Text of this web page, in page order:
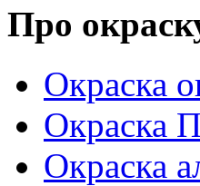
Про
Окраска
Окраска
Окраска